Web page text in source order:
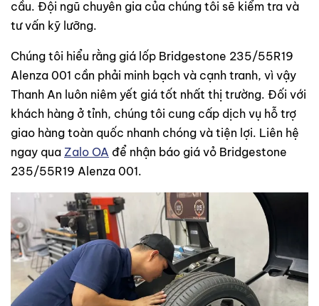
cầu. Đội ngũ chuyên gia của chúng tôi sẽ kiểm tra và
tư vấn kỹ lưỡng.
Chúng tôi hiểu rằng giá lốp Bridgestone 235/55R19
Alenza 001 cần phải minh bạch và cạnh tranh, vì vậy
Thanh An luôn niêm yết giá tốt nhất thị trường. Đối với
khách hàng ở tỉnh, chúng tôi cung cấp dịch vụ hỗ trợ
giao hàng toàn quốc nhanh chóng và tiện lợi. Liên hệ
ngay qua Zalo OA để nhận báo giá vỏ Bridgestone
235/55R19 Alenza 001.